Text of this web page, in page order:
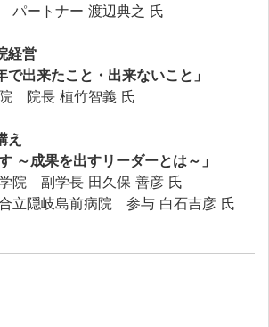
パートナー 渡辺典之 氏
経営
出来たこと・出来ないこと」
院長 植竹智義 氏
え
～成果を出すリーダーとは～」
院 副学長 田久保 善彦 氏
立隠岐島前病院 参与 白石吉彦 氏